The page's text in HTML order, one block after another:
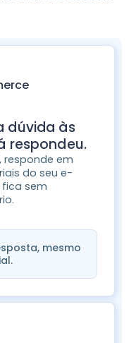
dúvida às
respondeu.
responde em
do seu e-
fica sem
mesmo